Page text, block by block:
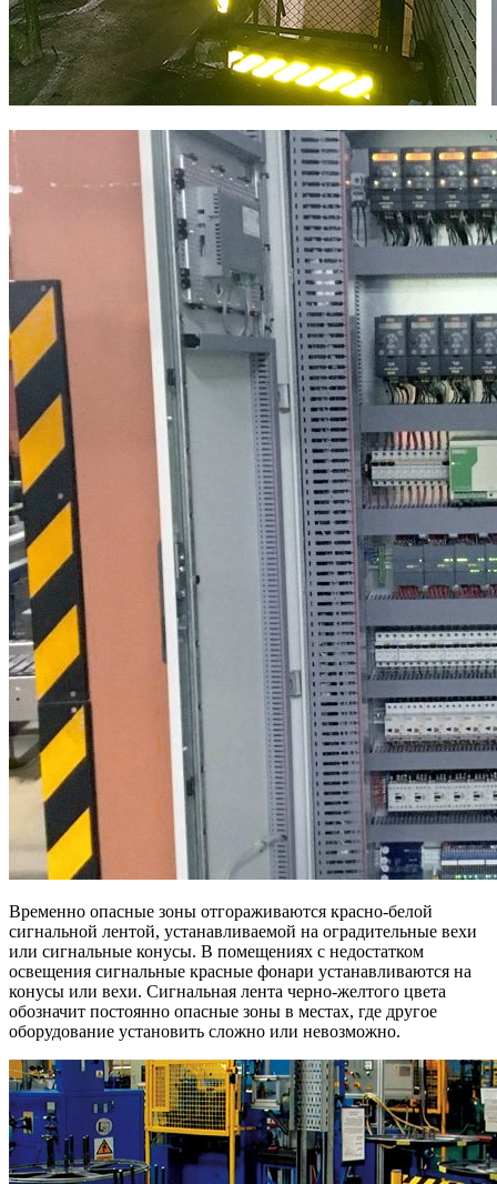
Временно опасные зоны отгораживаются красно-белой
сигнальной лентой, устанавливаемой на оградительные вехи
или сигнальные конусы. В помещениях с недостатком
освещения сигнальные красные фонари устанавливаются на
конусы или вехи. Сигнальная лента черно-желтого цвета
обозначит постоянно опасные зоны в местах, где другое
оборудование установить сложно или невозможно.